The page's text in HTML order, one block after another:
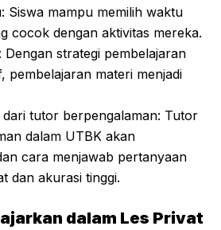
Siswa mampu memilih waktu
cocok dengan aktivitas mereka.
Dengan strategi pembelajaran
pembelajaran materi menjadi
tutor berpengalaman: Tutor
dalam UTBK akan
cara menjawab pertanyaan
dan akurasi tinggi.
dalam Les Privat